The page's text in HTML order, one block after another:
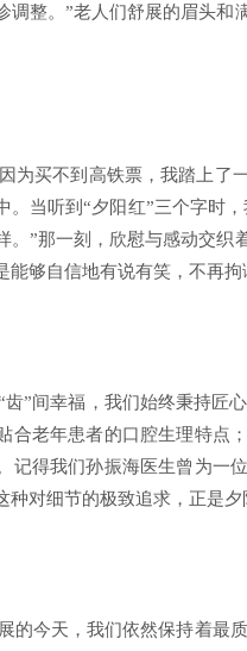
调整。”老人们舒展的眉头
为买不到高铁票，我踏上了
。当听到“夕阳红”三个字时
。”那一刻，欣慰与感动交
能够自信地有说有笑，不再
齿”间幸福，我们始终秉持匠
合老年患者的口腔生理特点
记得我们孙振海医生曾为一
对细节的极致追求，正是夕
的今天，我们依然保持着最